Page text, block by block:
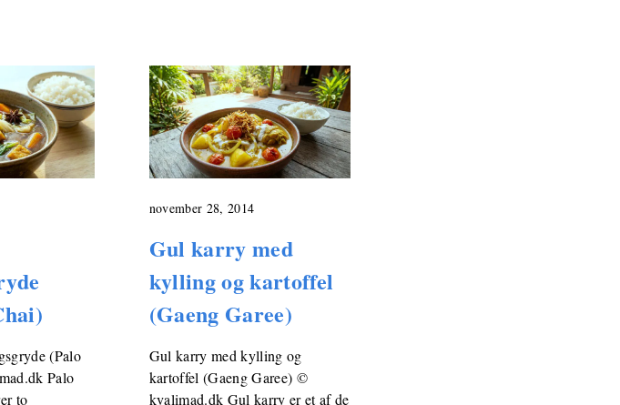
(Palo
Palo
to
november 28, 2014
Gul karry med
kylling og kartoffel
(Gaeng Garee)
Gul karry med kylling og
kartoffel (Gaeng Garee) ©
kvalimad.dk Gul karry er et af de